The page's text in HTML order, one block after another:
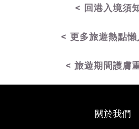
< 回港入境須
< 更多旅遊熱點
< 旅遊期間護膚
關於我們